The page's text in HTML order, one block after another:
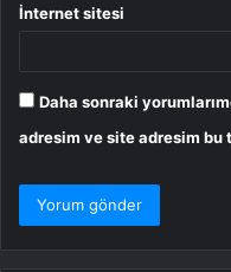
İnternet sitesi
Daha sonraki
adresim ve site adresim bu